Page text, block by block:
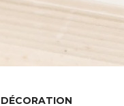
DÉCORATION